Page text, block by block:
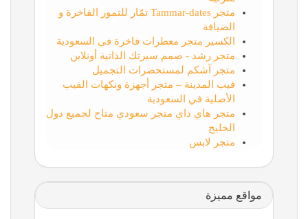
متجر Tammar-dates تمّار للتمور الفاخرة و
الضيافة
الكسير متجر معطرات فاخرة في السعودية
متجر رشد - صمم سيرتك الذاتية أونلاين
متجر آشكم لمستحضرات التجميل
فيب المدينة – متجر أجهزة ونكهات الفيب
الأصلية في السعودية
متجر هاي داي متجر سعودي متاح لجميع دول
الخليج
متجر لابس
مواقع مميزة